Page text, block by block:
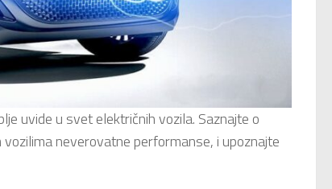
uvide u svet električnih vozila. Saznajte o
neverovatne performanse, i upoznajte